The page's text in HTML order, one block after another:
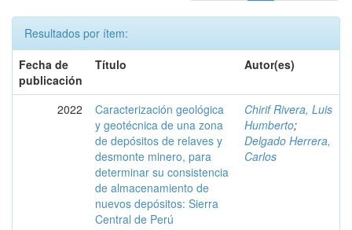
Resultados por ítem:
Fecha de
publicación
Título Autor(es)
2022
Caracterización geológica
y geotécnica de una zona
de depósitos de relaves y
desmonte minero, para
determinar su consistencia
de almacenamiento de
nuevos depósitos: Sierra
Central de Perú
Chirif Rivera, Luis
Humberto;
Delgado Herrera,
Carlos